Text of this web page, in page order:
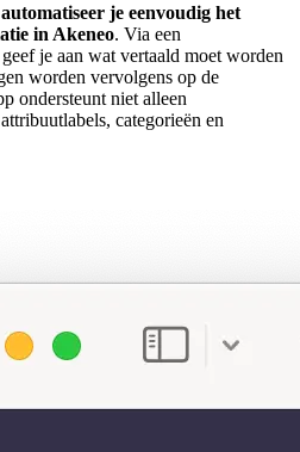
automatiseer je eenvoudig het
in Akeneo. Via een
je aan wat vertaald moet worden
worden vervolgens op de
ondersteunt niet alleen
categorieën en